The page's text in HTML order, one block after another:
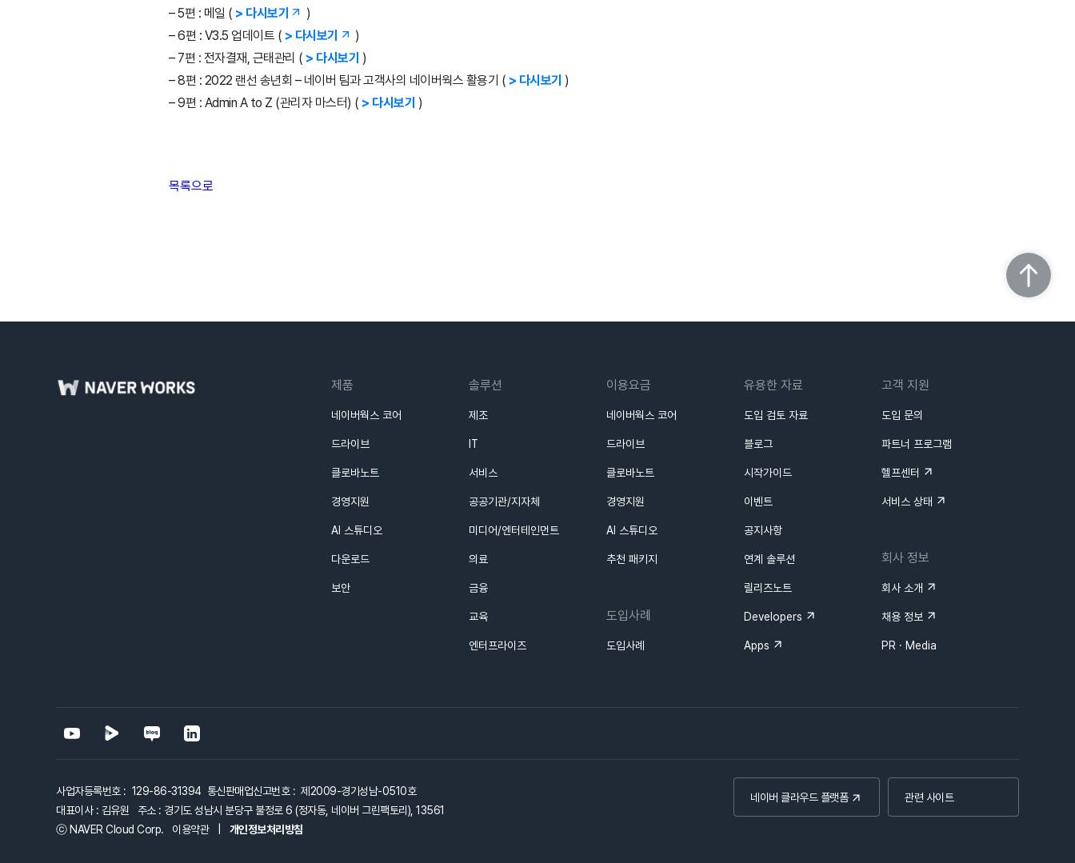
– 5편 : 메일 ( > 다시보기
)
– 6편 : V3.5 업데이트 ( > 다시보기
)
– 7편 : 전자결재, 근태관리 ( > 다시보기 )
– 8편 : 2022 랜선 송년회 – 네이버 팀과 고객사의 네이버웍스 활용기 ( > 다시보기 )
– 9편 : Admin A to Z (관리자 마스터) ( > 다시보기 )
목록으로
제품
네이버웍스 코어
드라이브
클로바노트
경영지원
AI 스튜디오
다운로드
보안
솔루션
제조
IT
서비스
공공기관/지자체
미디어/엔터테인먼트
의료
금융
교육
엔터프라이즈
이용요금
네이버웍스 코어
드라이브
클로바노트
경영지원
AI 스튜디오
추천 패키지
도입사례
도입사례
유용한 자료
도입 검토 자료
블로그
시작가이드
이벤트
공지사항
연계 솔루션
릴리즈노트
Developers
Apps
고객 지원
도입 문의
파트너 프로그램
헬프센터
서비스 상태
회사 정보
회사 소개
채용 정보
PR · Media
사업자등록번호 : 129-86-31394 통신판매업신고번호 : 제2009-경기성남-0510호
대표이사 : 김유원 주소 : 경기도 성남시 분당구 불정로 6 (정자동, 네이버 그린팩토리), 13561
ⓒ NAVER Cloud Corp. 이용약관| 개인정보처리방침
네이버 클라우드 플랫폼 관련 사이트